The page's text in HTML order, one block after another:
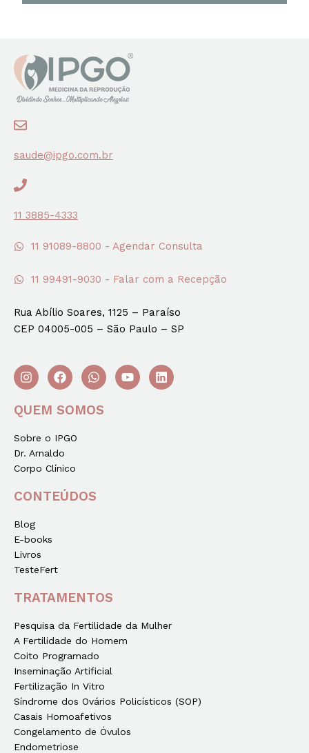
saude@ipgo.com.br
11 3885-4333
11 91089-8800 - Agendar Consulta
11 99491-9030 - Falar com a Recepção
Rua Abílio Soares, 1125 – Paraíso
CEP 04005-005 – São Paulo – SP
QUEM SOMOS
Sobre o IPGO
Dr. Arnaldo
Corpo Clínico
CONTEÚDOS
Blog
E-books
Livros
TesteFert
TRATAMENTOS
Pesquisa da Fertilidade da Mulher
A Fertilidade do Homem
Coito Programado
Inseminação Artificial
Fertilização In Vitro
Síndrome dos Ovários Policísticos (SOP)
Casais Homoafetivos
Congelamento de Óvulos
Endometriose